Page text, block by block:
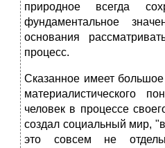
природное всегда
фундаментальное
основания
процесс.
Сказанное имеет
материалистического
человек в процессе
создал социальный мир,
это совсем не